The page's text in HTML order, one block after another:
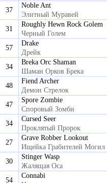
37
Noble Ant
Элитный Муравей
31
Roughly Hewn Rock Golem
Черный Голем
57
Drake
Дрейк
34
Breka Orc Shaman
Шаман Орков Брека
48
Fiend Archer
Демон Стрелок
47
Spore Zombie
Споровый Зомби
34
Cursed Seer
Проклятый Пророк
27
Grave Robber Lookout
Ищейка Грабителей Могил
30
Stinger Wasp
Жалящая Оса
54
Connabi